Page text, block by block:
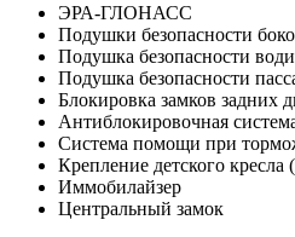
ЭРА-ГЛОНАСС
Подушки безопасности
Подушка безопасности
Подушка безопасности
Блокировка замков задних
Антиблокировочная
Система помощи при
Крепление детского
Иммобилайзер
Центральный замок